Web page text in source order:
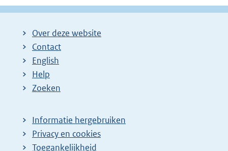
Over deze website
Contact
English
Help
Zoeken
Informatie hergebruiken
Privacy en cookies
Toegankelijkheid